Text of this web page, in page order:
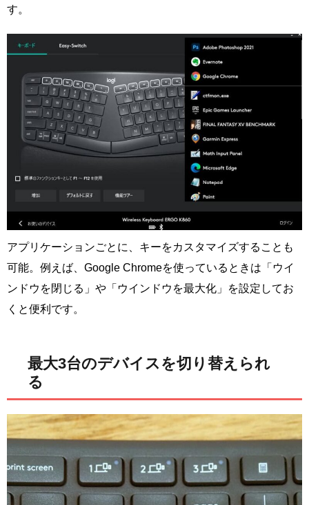
す。
アプリケーションごとに、キーをカスタマイズすることも
可能。例えば、Google Chromeを使っているときは「ウイ
ンドウを閉じる」や「ウインドウを最大化」を設定してお
くと便利です。
最大3台のデバイスを切り替えられ
る